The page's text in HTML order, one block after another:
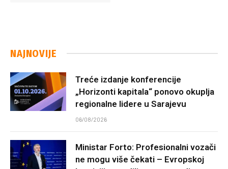
NAJNOVIJE
Treće izdanje konferencije
„Horizonti kapitala“ ponovo okuplja
regionalne lidere u Sarajevu
06/08/2026
Ministar Forto: Profesionalni vozači
ne mogu više čekati – Evropskoj